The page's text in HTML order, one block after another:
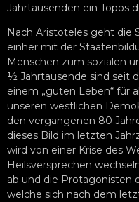
Jahrtausenden ein Topos
Nach Aristoteles geht die
einher mit der
Menschen zum sozialen
½ Jahrtausende sind seit
einem „guten Leben“ für
unseren westlichen
den vergangenen 80
dieses Bild im letzten
wird von einer Krise des
Heilsversprechen
ab und die Protagonisten
welche sich nach dem